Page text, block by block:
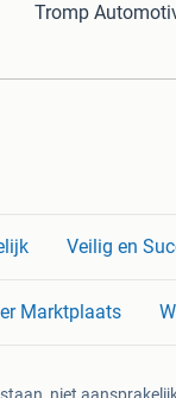
Tromp
Veilig en
Marktplaats